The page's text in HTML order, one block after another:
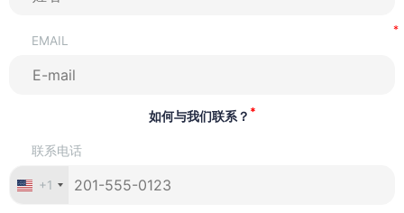
EMAIL
如何与我们联系？ *
联系电话
+1